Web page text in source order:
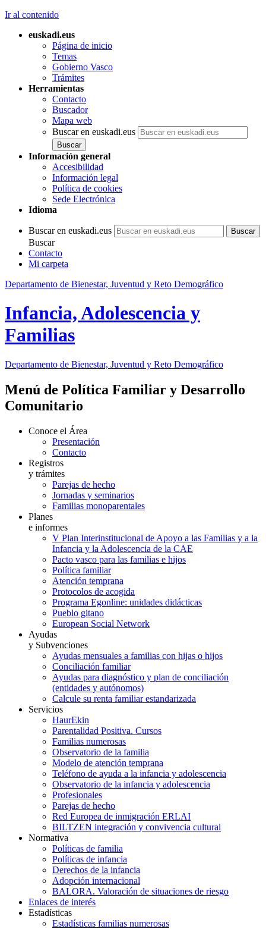
Ir al contenido
euskadi.eus
Página de inicio
Temas
Gobierno Vasco
Trámites
Herramientas
Contacto
Buscador
Mapa web
Buscar en euskadi.eus
Información general
Accesibilidad
Información legal
Política de cookies
Sede Electrónica
Idioma
Buscar en euskadi.eus
Buscar
Contacto
Mi carpeta
Departamento de Bienestar, Juventud y Reto Demográfico
Infancia, Adolescencia y
Familias
Departamento de Bienestar, Juventud y Reto Demográfico
Menú de Política Familiar y Desarrollo
Comunitario
Conoce el Área
Presentación
Contacto
Registros
y trámites
Parejas de hecho
Jornadas y seminarios
Familias monoparentales
Planes
e informes
V Plan Interinstitucional de Apoyo a las Familias y a la
Infancia y la Adolescencia de la CAE
Pacto vasco para las familias e hijos
Política familiar
Atención temprana
Protocolos de acogida
Programa Egonline: unidades didácticas
Pueblo gitano
European Social Network
Ayudas
y Subvenciones
Ayudas mensuales a familias con hijas o hijos
Conciliación familiar
Ayudas para diagnóstico y plan de conciliación
(entidades y autónomos)
Calcule su renta familiar estandarizada
Servicios
HaurEkin
Parentalidad Positiva. Cursos
Familias numerosas
Observatorio de la familia
Modelo de atención temprana
Teléfono de ayuda a la infancia y adolescencia
Observatorio de la infancia y adolescencia
Profesionales
Parejas de hecho
Red Europea de inmigración ERLAI
BILTZEN integración y convivencia cultural
Normativa
Políticas de familia
Políticas de infancia
Derechos de la infancia
Adopción internacional
BALORA. Valoración de situaciones de riesgo
Enlaces de interés
Estadísticas
Estadísticas familias numerosas